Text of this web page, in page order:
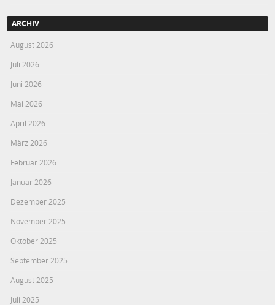
ARCHIV
August 2026
Juli 2026
Juni 2026
Mai 2026
April 2026
März 2026
Februar 2026
Januar 2026
Dezember 2025
November 2025
Oktober 2025
September 2025
August 2025
Juli 2025